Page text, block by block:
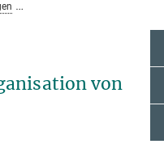
von